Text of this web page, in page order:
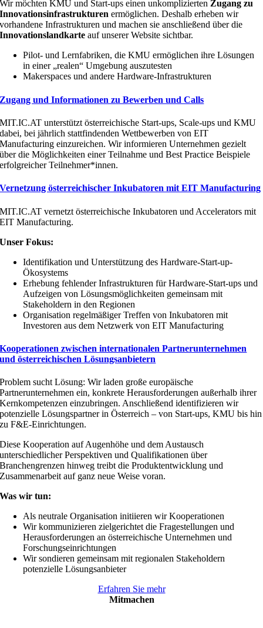
Wir möchten KMU und Start-ups einen unkompliziertenZugang zu
Innovationsinfrastrukturen ermöglichen. Deshalb erheben wir
vorhandene Infrastrukturen und machen sie anschließend über die
Innovationslandkarte auf unserer Website sichtbar.
Pilot- und Lernfabriken, die KMU ermöglichen ihre Lösungen
in einer „realen“ Umgebung auszutesten
Makerspaces und andere Hardware-Infrastrukturen
Zugang und Informationen zu Bewerben und Calls
MIT.IC.AT unterstützt österreichische Start-ups, Scale-ups und KMU
dabei, bei jährlich stattfindenden Wettbewerben von EIT
Manufacturing einzureichen. Wir informieren Unternehmen gezielt
über die Möglichkeiten einer Teilnahme und Best Practice Beispiele
erfolgreicher Teilnehmer*innen.
Vernetzung österreichischer Inkubatoren mit EIT Manufacturing
MIT.IC.AT vernetzt österreichische Inkubatoren und Accelerators mit
EIT Manufacturing.
Unser Fokus:
Identifikation und Unterstützung des Hardware-Start-up-
Ökosystems
Erhebung fehlender Infrastrukturen für Hardware-Start-ups und
Aufzeigen von Lösungsmöglichkeiten gemeinsam mit
Stakeholdern in den Regionen
Organisation regelmäßiger Treffen von Inkubatoren mit
Investoren aus dem Netzwerk von EIT Manufacturing
Kooperationen zwischen internationalen Partnerunternehmen
und österreichischen Lösungsanbietern
Problem sucht Lösung: Wir laden große europäische
Partnerunternehmen ein, konkrete Herausforderungen außerhalb ihrer
Kernkompetenzen einzubringen. Anschließend identifizieren wir
potenzielle Lösungspartner in Österreich – von Start-ups, KMU bis hin
zu F&E-Einrichtungen.
Diese Kooperation auf Augenhöhe und dem Austausch
unterschiedlicher Perspektiven und Qualifikationen über
Branchengrenzen hinweg treibt die Produktentwicklung und
Zusammenarbeit auf ganz neue Weise voran.
Was wir tun:
Als neutrale Organisation initiieren wir Kooperationen
Wir kommunizieren zielgerichtet die Fragestellungen und
Herausforderungen an österreichische Unternehmen und
Forschungseinrichtungen
Wir sondieren gemeinsam mit regionalen Stakeholdern
potenzielle Lösungsanbieter
Erfahren Sie mehr
Mitmachen